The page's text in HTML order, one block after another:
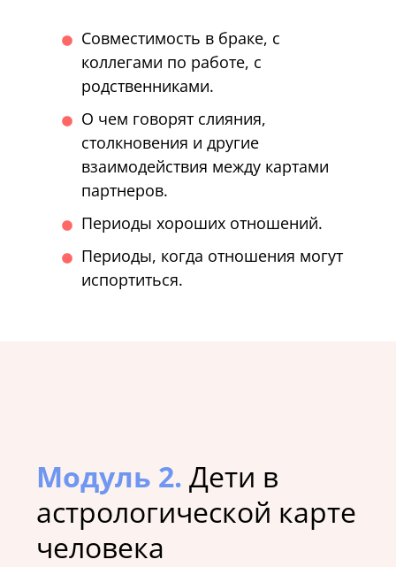
Совместимость в браке, с
коллегами по работе, с
родственниками.
О чем говорят слияния,
столкновения и другие
взаимодействия между картами
партнеров.
Периоды хороших отношений.
Периоды, когда отношения могут
испортиться.
Модуль 2. Дети в
астрологической карте
человека